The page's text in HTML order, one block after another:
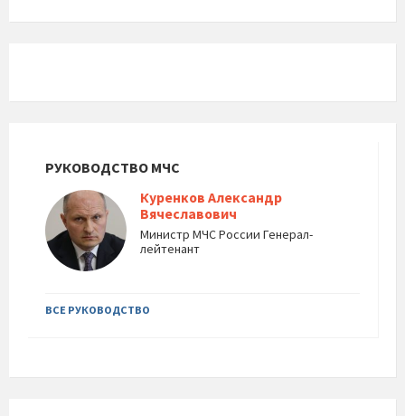
РУКОВОДСТВО МЧС
Куренков Александр
Вячеславович
Министр МЧС России Генерал-
лейтенант
ВСЕ РУКОВОДСТВО